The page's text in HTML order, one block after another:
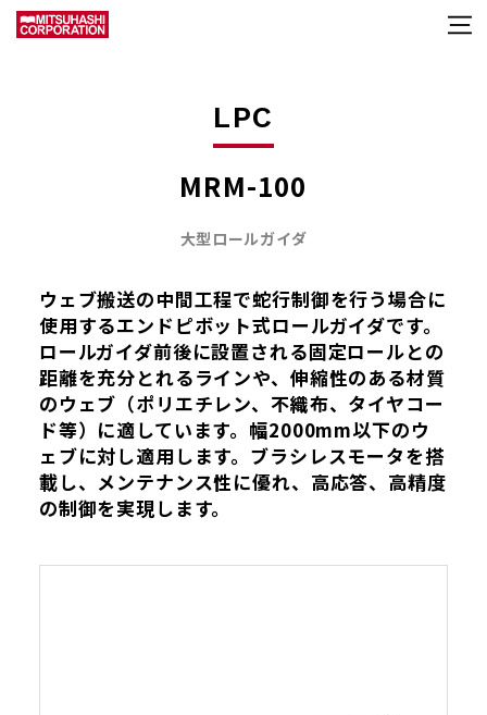
LPC
MRM-100
大型ロールガイダ
ウェブ搬送の中間工程で蛇行制御を行う場合に
使用するエンドピボット式ロールガイダです。
ロールガイダ前後に設置される固定ロールとの
距離を充分とれるラインや、伸縮性のある材質
のウェブ（ポリエチレン、不織布、タイヤコー
ド等）に適しています。幅2000mm以下のウ
ェブに対し適用します。ブラシレスモータを搭
載し、メンテナンス性に優れ、高応答、高精度
の制御を実現します。